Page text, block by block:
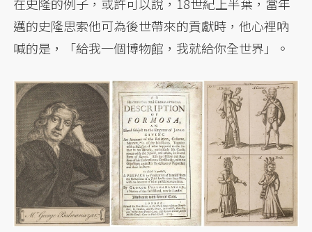
邁的史隆思索他可為後世帶來的貢獻時，他心裡吶
喊的是，「給我一個博物館，我就給你全世界」。